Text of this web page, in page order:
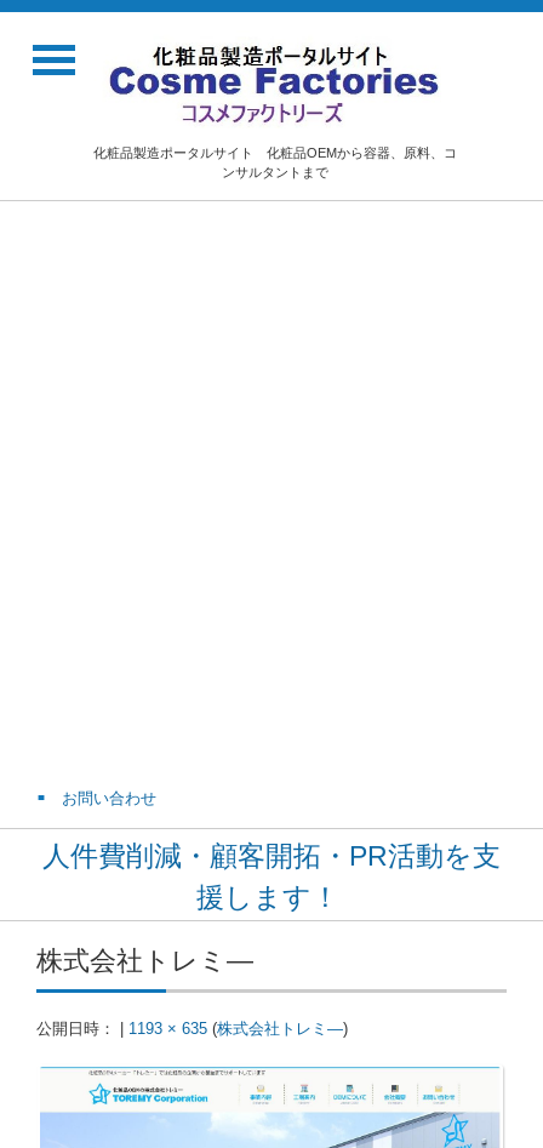
化粧品製造ポータルサイト 化粧品OEMから容器、原料、コ
ンサルタントまで
お問い合わせ
人件費削減・顧客開拓・PR活動を支
援します！
株式会社トレミ―
公開日時： 1193 × 635 (株式会社トレミ―)